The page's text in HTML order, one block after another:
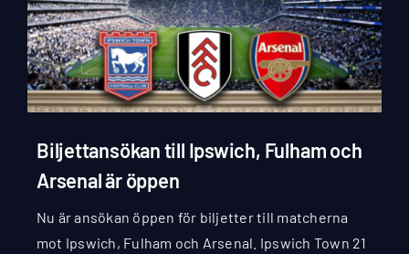
Biljettansökan till Ipswich, Fulham och
Arsenal är öppen
Nu är ansökan öppen för biljetter till matcherna
mot Ipswich, Fulham och Arsenal. Ipswich Town 21